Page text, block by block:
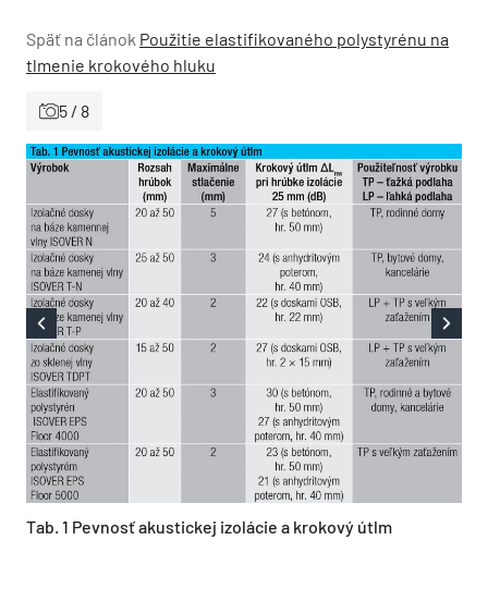
Späť na článok Použitie elastifikovaného polystyrénu na
tlmenie krokového hluku
5 / 8
Tab. 1 Pevnosť akustickej izolácie a krokový útlm